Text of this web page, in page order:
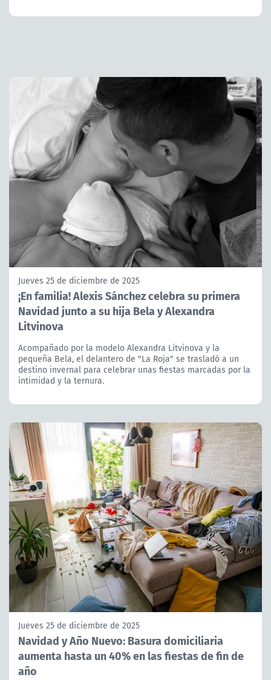
Jueves 25 de diciembre de 2025
¡En familia! Alexis Sánchez celebra su primera
Navidad junto a su hija Bela y Alexandra
Litvinova
Acompañado por la modelo Alexandra Litvinova y la
pequeña Bela, el delantero de "La Roja" se trasladó a un
destino invernal para celebrar unas fiestas marcadas por la
intimidad y la ternura.
Jueves 25 de diciembre de 2025
Navidad y Año Nuevo: Basura domiciliaria
aumenta hasta un 40% en las fiestas de fin de
año